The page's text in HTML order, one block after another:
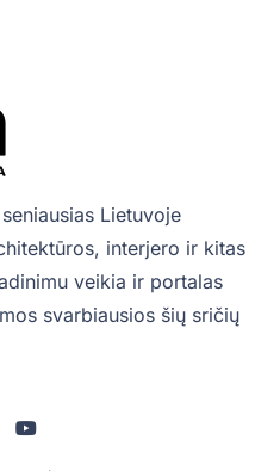
Lietuvoje
interjero ir kitas
veikia ir portalas
svarbiausios šių sričių